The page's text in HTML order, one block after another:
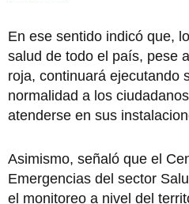
En ese sentido indicó que,
salud de todo el país, pese
roja, continuará ejecutando
normalidad a los
atenderse en sus
Asimismo, señaló que el
Emergencias del sector
el monitoreo a nivel del